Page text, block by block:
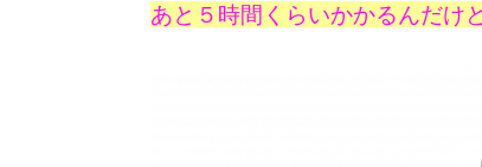
あと５時間くらいかかるんだけど